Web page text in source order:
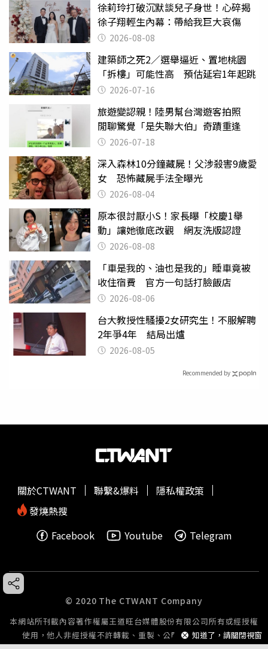
徐莉玲打破沉默談兒子身世！心碎揭
徐子翔輕生內幕：帶給我巨大哀傷
2026-08-08
建築師之死2／選舉逼近、置地桃園
「拆樓」可能性高 預估延宕1年起跳
2026-07-16
旅遊變認親！陸男幫台灣遊客拍照
閒聊驚覺「是失聯大伯」奇蹟重逢
2026-07-18
深入森林10分鐘藏屍！父涉殺害9歲愛
女 恐怖藏屍手法全曝光
2026-08-04
原本很討厭小S！家長曝「校慶1舉
動」讓她徹底改觀 網友洗版認證
2026-08-08
「車是我的、油也是我的」睡車竟被
收住宿費 官方一句話打臉飯店
2026-08-06
台大教授性騷擾2女研究生！不服解聘
2年爭4年 結局出爐
2026-08-05
Recommended by
知道了，請關閉視窗
關於CTWANT 聯繫&爆料
隱私權政策
發燒熱搜
Facebook
Youtube Telegram
© 2020 The CTWANT Company
本網站所刊載內容著作權屬王道旺台媒體股份有限公司所有或經授權
使用，他人非經授權不許轉載、重製、公開播送或公開傳輸。